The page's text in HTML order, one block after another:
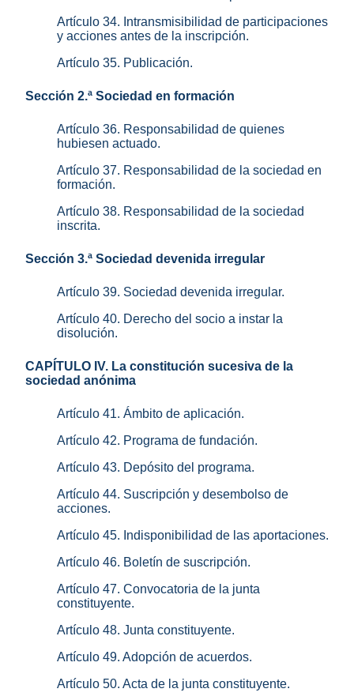
Artículo 34. Intransmisibilidad de participaciones
y acciones antes de la inscripción.
Artículo 35. Publicación.
Sección 2.ª Sociedad en formación
Artículo 36. Responsabilidad de quienes
hubiesen actuado.
Artículo 37. Responsabilidad de la sociedad en
formación.
Artículo 38. Responsabilidad de la sociedad
inscrita.
Sección 3.ª Sociedad devenida irregular
Artículo 39. Sociedad devenida irregular.
Artículo 40. Derecho del socio a instar la
disolución.
CAPÍTULO IV. La constitución sucesiva de la
sociedad anónima
Artículo 41. Ámbito de aplicación.
Artículo 42. Programa de fundación.
Artículo 43. Depósito del programa.
Artículo 44. Suscripción y desembolso de
acciones.
Artículo 45. Indisponibilidad de las aportaciones.
Artículo 46. Boletín de suscripción.
Artículo 47. Convocatoria de la junta
constituyente.
Artículo 48. Junta constituyente.
Artículo 49. Adopción de acuerdos.
Artículo 50. Acta de la junta constituyente.